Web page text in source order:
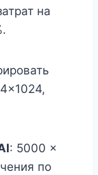
на
: 5000 ×
по